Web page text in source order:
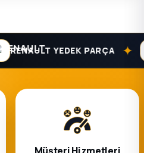
RENAULT YEDEK PARÇA ✦
Müşteri Hizmetleri